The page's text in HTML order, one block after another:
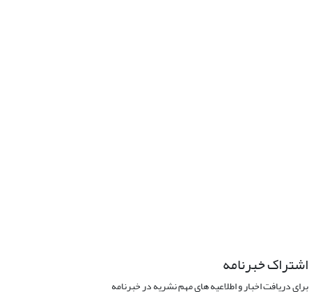
اشتراک خبرنامه
برای دریافت اخبار و اطلاعیه های مهم نشریه در خبرنامه